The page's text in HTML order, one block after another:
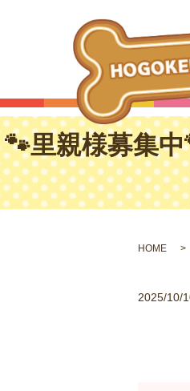
🐾里親様募集
HOME
2025/10/